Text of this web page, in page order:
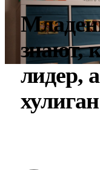
знают,
лидер,
хулиган